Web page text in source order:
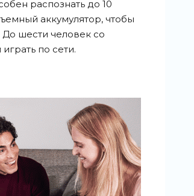
распознать до 10
аккумулятор, чтобы
До шести человек со
по сети.